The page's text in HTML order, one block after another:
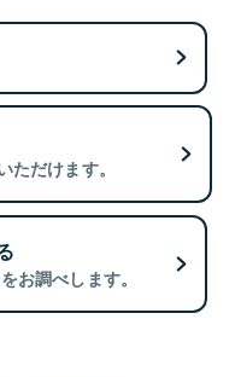
だけます。
お調べします。